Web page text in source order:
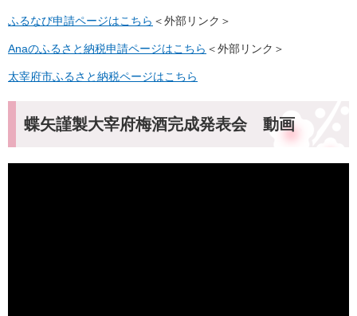
ふるなび申請ページはこちら ＜外部リンク＞
Anaのふるさと納税申請ページはこちら ＜外部リンク＞
太宰府市ふるさと納税ページはこちら
蝶矢謹製大宰府梅酒完成発表会 動画